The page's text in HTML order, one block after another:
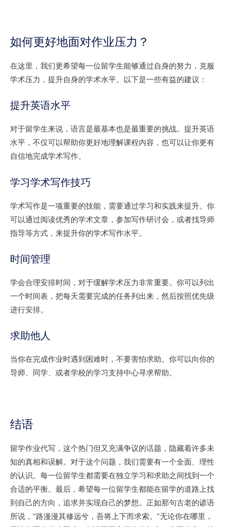
如何更好地面对作业压力？
在这里，我们更希望每一位留学生能够通过自身的努力，克服
学术压力，提升自身的学术水平。以下是一些有益的建议：
提升英语水平
对于留学生来说，语言是最基本也是最重要的挑战。提升英语
水平，不仅可以帮助你更好地理解课程内容，也可以让你更有
自信地完成学术写作。
学习学术写作技巧
学术写作是一项重要的技能，需要通过学习和实践来提升。你
可以通过阅读优秀的学术文章，参加写作研讨会，或者找导师
指导等方式，来提升你的学术写作水平。
时间管理
学会合理安排时间，对于缓解学术压力非常重要。你可以列出
一个时间表，把每天需要完成的任务列出来，然后按照优先级
进行安排。
求助他人
当你在完成作业时遇到困难时，不要害怕求助。你可以向你的
导师、同学、或者学校的学习支持中心寻求帮助。
结语
留学作业代写，这个热门但又充满争议的话题，隐藏着许多未
知的真相和误解。对于这个问题，我们需要有一个全面、理性
的认识。每一位留学生都需要在独立学习和求助之间找到一个
合适的平衡。最后，希望每一位留学生都能在留学的道路上找
到自己的方向，追求并实现自己的梦想。正如那句古老的谚语
所说，“路漫漫其修远兮，吾将上下而求索。”无论你在哪里，